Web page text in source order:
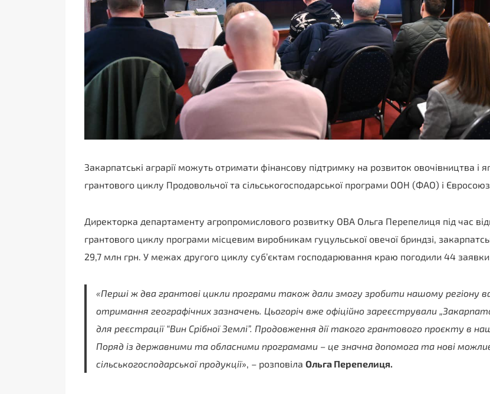
Закарпатські аграрії можуть отримати фінансову підтримку на розвиток овочівництва і
грантового циклу Продовольчої та сільськогосподарської програми ООН (ФАО) і
Директорка департаменту агропромислового розвитку ОВА Ольга Перепелиця під час
грантового циклу програми місцевим виробникам гуцульської овечої бриндзі,
29,7 млн грн. У межах другого циклу суб’єктам господарювання краю погодили 44
«Перші ж два грантові цикли програми також дали змогу зробити нашому регіону
отримання географічних зазначень. Цьогоріч вже офіційно зареєстрували
для реєстрації “Вин Срібної Землі”. Продовження дії такого грантового проєкту в
Поряд із державними та обласними програмами – це значна допомога та нові
сільськогосподарської продукції», – розповіла Ольга Перепелиця.